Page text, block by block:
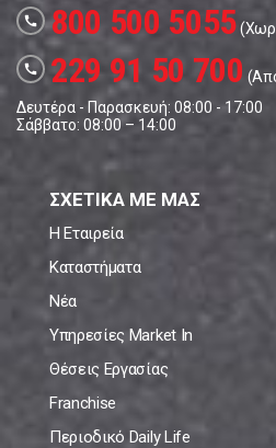
call 800 500 5055
call 229 91 50 700
Δευτέρα - Παρασκευή: 08:00 - 17:00
Σάββατο: 08:00 – 14:00
ΣΧΕΤΙΚΑ ΜΕ ΜΑΣ
Η Εταιρεία
Καταστήματα
Νέα
Υπηρεσίες Market In
Θέσεις Εργασίας
Franchise
Περιοδικό Daily Life